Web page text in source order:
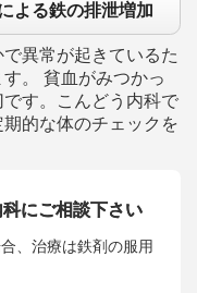
よる鉄の排泄増加
異常が起きているた
。 貧血がみつかっ
す。こんどう内科で
的な体のチェックを
にご相談下さい
、治療は鉄剤の服用